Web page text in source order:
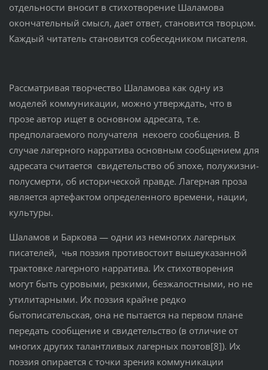
отдельности вносит в стихотворение Шаламова
окончательный смысл, дает ответ, становится творцом.
Каждый читатель становится собеседником писателя.
Рассматривая творчество Шаламова как одну из
моделей коммуникации, можно утверждать, что в
прозе автор ищет в основном адресата, т.е.
предполагаемого получателя некоего сообщения. В
случае лагерного нарратива основным сообщением для
адресата считается свидетельство об эпохе, полужизни-
полусмерти, об исторической правде. Лагерная проза
является артефактом определенного времени, нации,
культуры.
Шаламов и Баркова — одни из немногих лагерных
писателей, чья поэзия противостоит вышеуказанной
трактовке лагерного нарратива. Их стихотворения
могут быть суровыми, резкими, безжалостными, но не
утилитарными. Их поэзия крайне редко
бытописательская, она не пытается на первом плане
передать сообщение и свидетельство (в отличие от
многих других талантливых лагерных поэтов[8]). Их
поэзия опирается с точки зрения коммуникации